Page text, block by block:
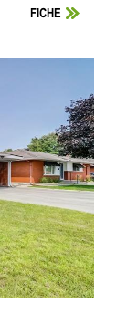
FICHE